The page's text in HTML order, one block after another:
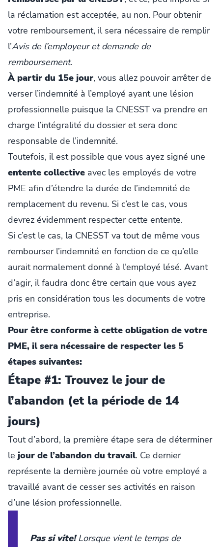
la réclamation est acceptée, au non. Pour obtenir
votre remboursement, il sera nécessaire de remplir
l’Avis de l’employeur et demande de
remboursement.
À partir du 15e jour, vous allez pouvoir arrêter de
verser l’indemnité à l’employé ayant une lésion
professionnelle puisque la CNESST va prendre en
charge l’intégralité du dossier et sera donc
responsable de l’indemnité.
Toutefois, il est possible que vous ayez signé une
entente collective avec les employés de votre
PME afin d’étendre la durée de l’indemnité de
remplacement du revenu. Si c’est le cas, vous
devrez évidemment respecter cette entente.
Si c’est le cas, la CNESST va tout de même vous
rembourser l’indemnité en fonction de ce qu’elle
aurait normalement donné à l’employé lésé. Avant
d’agir, il faudra donc être certain que vous ayez
pris en considération tous les documents de votre
entreprise.
Pour être conforme à cette obligation de votre
PME, il sera nécessaire de respecter les 5
étapes suivantes:
Étape #1: Trouvez le jour de
l’abandon (et la période de 14
jours)
Tout d’abord, la première étape sera de déterminer
lejour de l’abandon du travail. Ce dernier
représente la dernière journée où votre employé a
travaillé avant de cesser ses activités en raison
d’une lésion professionnelle.
Pas si vite!Lorsque vient le temps de